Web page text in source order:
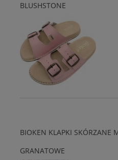
BLUSHSTONE
BIOKEN KLAPKI SKÓRZANE
GRANATOWE